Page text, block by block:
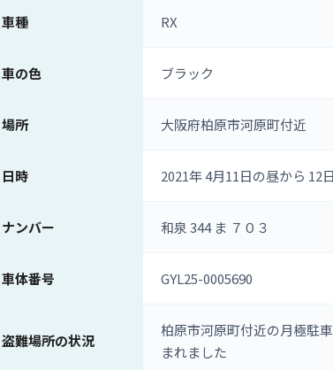
車種 RX
車の色 ブラック
場所 大阪府柏原市河原町付近
日時 2021年 4月11日の昼から 12
ナンバー 和泉 344 ま ７０３
車体番号 GYL25-0005690
盗難場所の状況
柏原市河原町付近の月極駐
まれました